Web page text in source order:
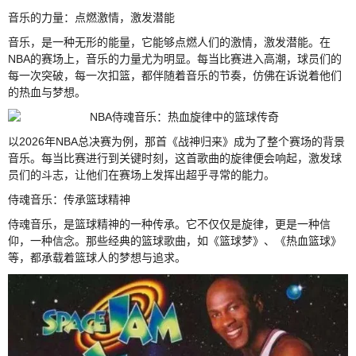
音乐的力量：点燃激情，激发潜能
音乐，是一种无形的能量，它能够点燃人们的激情，激发潜能。在
NBA的赛场上，音乐的力量尤为明显。每当比赛进入高潮，球员们的
每一次突破，每一次扣篮，都伴随着音乐的节奏，仿佛在诉说着他们
的热血与梦想。
以2026年NBA总决赛为例，那首《战神归来》成为了整个赛场的背景
音乐。每当比赛进行到关键时刻，这首歌曲的旋律便会响起，激发球
员们的斗志，让他们在赛场上发挥出超乎寻常的能力。
侍魂音乐：传承篮球精神
侍魂音乐，是篮球精神的一种传承。它不仅仅是旋律，更是一种信
仰，一种信念。那些经典的篮球歌曲，如《篮球梦》、《热血篮球》
等，都承载着篮球人的梦想与追求。